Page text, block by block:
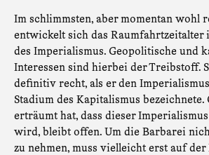
Im schlimmsten, aber momentan wohl
entwickelt sich das Raumfahrtzeitalter
des Imperialismus. Geopolitische und
Interessen sind hierbei der Treibstoff.
definitiv recht, als er den
Stadium des Kapitalismus bezeichnete.
erträumt hat, dass dieser
wird, bleibt offen. Um die Barbarei
zu nehmen, muss vielleicht erst auf der